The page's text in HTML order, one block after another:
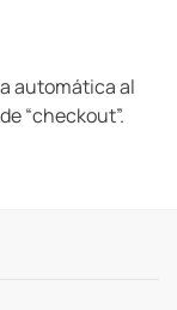
automática al
“checkout”.